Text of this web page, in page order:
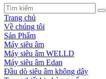
Trang chủ
Về chúng tôi
Sản Phẩm
Máy siêu âm
Máy siêu âm WELLD
Máy siêu âm Edan
Đầu dò siêu âm không dây